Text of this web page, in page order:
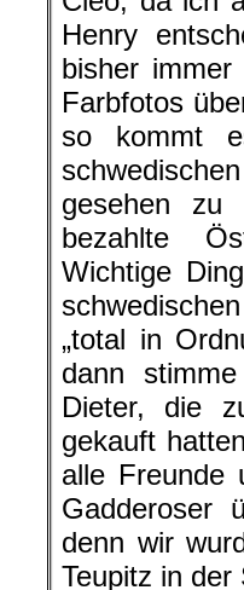
Henry
bisher
Farbfotos
so kommt
gesehen zu
bezahlte
Wichtige
„total in
dann
Dieter, die
gekauft
alle Freunde
Gadderoser
denn wir
Teupitz in